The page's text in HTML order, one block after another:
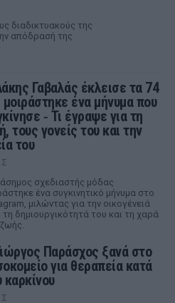
διαδικτυακούς της
απόδρασή της
Γαβαλάς έκλεισε τα 74
μοιράστηκε ένα μήνυμα που
‑ Τι έγραψε για τη
τους γονείς του και την
του
σχεδιαστής μόδας
ένα συγκινητικό μήνυμα στο
μιλώντας για την οικογένειά
τη δημιουργικότητά του και τη χαρά
Παράσχος ξανά στο
για θεραπεία κατά
καρκίνου